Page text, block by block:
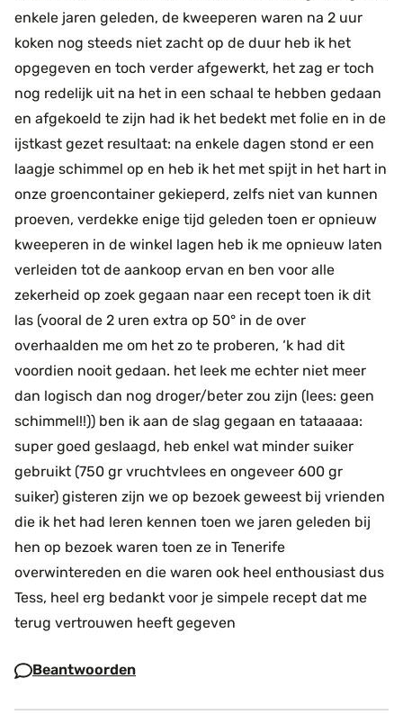
enkele jaren geleden, de kweeperen waren na 2 uur
koken nog steeds niet zacht op de duur heb ik het
opgegeven en toch verder afgewerkt, het zag er toch
nog redelijk uit na het in een schaal te hebben gedaan
en afgekoeld te zijn had ik het bedekt met folie en in de
ijstkast gezet resultaat: na enkele dagen stond er een
laagje schimmel op en heb ik het met spijt in het hart in
onze groencontainer gekieperd, zelfs niet van kunnen
proeven, verdekke enige tijd geleden toen er opnieuw
kweeperen in de winkel lagen heb ik me opnieuw laten
verleiden tot de aankoop ervan en ben voor alle
zekerheid op zoek gegaan naar een recept toen ik dit
las (vooral de 2 uren extra op 50° in de over
overhaalden me om het zo te proberen, ‘k had dit
voordien nooit gedaan. het leek me echter niet meer
dan logisch dan nog droger/beter zou zijn (lees: geen
schimmel!!)) ben ik aan de slag gegaan en tataaaaa:
super goed geslaagd, heb enkel wat minder suiker
gebruikt (750 gr vruchtvlees en ongeveer 600 gr
suiker) gisteren zijn we op bezoek geweest bij vrienden
die ik het had leren kennen toen we jaren geleden bij
hen op bezoek waren toen ze in Tenerife
overwintereden en die waren ook heel enthousiast dus
Tess, heel erg bedankt voor je simpele recept dat me
terug vertrouwen heeft gegeven
Beantwoorden